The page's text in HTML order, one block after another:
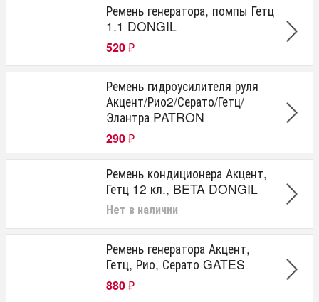
Ремень генератора, помпы Гетц
1.1 DONGIL
520 ₽
Ремень гидроусилителя руля
Акцент/Рио2/Серато/Гетц/
Элантра PATRON
290 ₽
Ремень кондиционера Акцент,
Гетц 12 кл., BETA DONGIL
Нет в наличии
Ремень генератора Акцент,
Гетц, Рио, Серато GATES
880 ₽